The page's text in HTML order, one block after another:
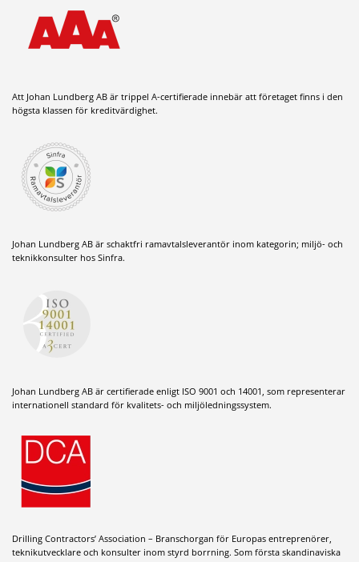
Att Johan Lundberg AB är trippel A-certifierade innebär att företaget finns i den
högsta klassen för kreditvärdighet.
Johan Lundberg AB är schaktfri ramavtalsleverantör inom kategorin; miljö- och
teknikkonsulter hos Sinfra.
Johan Lundberg AB är certifierade enligt ISO 9001 och 14001, som representerar
internationell standard för kvalitets- och miljöledningssystem.
Drilling Contractors’ Association – Branschorgan för Europas entreprenörer,
teknikutvecklare och konsulter inom styrd borrning. Som första skandinaviska